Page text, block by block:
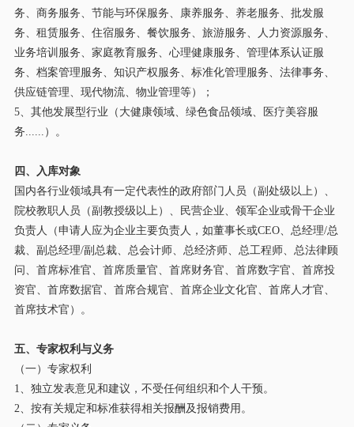
务、商务服务、节能与环保服务、康养服务、养老服务
批发服
务、租赁服务、住宿服务、餐饮服务、旅游服务、人力资源服务、
业务培训服务、家庭教育服务、心理健康服务、管理体系认证服
务、档案管理服务、知识产权服务、标准化管理服务、法律事务、
供应链管理、现代物流、物业管理等）
；
5、其他发展型行业（大健康领域、绿色食品领域、医疗美容服
务 ......） 。
四、入库对象
国内各行业领域具有一定代表性的政府部门人员（副处级以上）、
院校教职人员（副教授级以上）、
民营企业
领军企业或骨干企业
负责人（申请人应为企业主要负责人 ，如董事长或CEO、总经理/总
裁、副总经理/副总裁、总会计师、总经济师、总工程师、总法律顾
问、首席标准官、首席质量官、首席财务官、首席数字官、首席投
资官、首席数据官、首席合规官、首席企业文化官、首席人才官、
首席技术官）。
五、 专家权利与义务
（一） 专家权利
1
独立发表意见和建议 ， 不受任何组织和个人干预。
2
按有关规定和标准获得相关报酬及报销费用。